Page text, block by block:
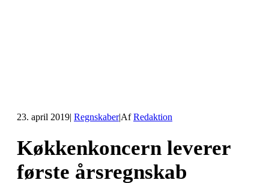
23. april 2019| Regnskaber|AfRedaktion
Køkkenkoncern leverer
første årsregnskab